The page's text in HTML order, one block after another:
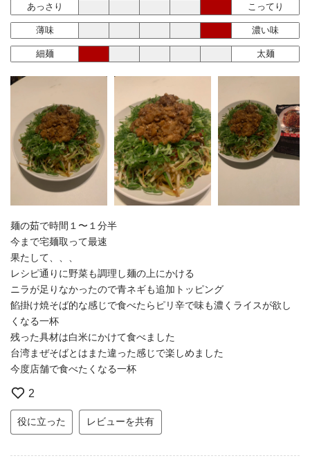
あっさり こってり
薄味 濃い味
細麺 太麺
麺の茹で時間１〜１分半
今まで宅麺取って最速
果たして、、、
レシピ通りに野菜も調理し麺の上にかける
ニラが足りなかったので青ネギも追加トッピング
餡掛け焼そば的な感じで食べたらピリ辛で味も濃くライスが欲し
くなる一杯
残った具材は白米にかけて食べました
台湾まぜそばとはまた違った感じで楽しめました
今度店舗で食べたくなる一杯
2
役に立った レビューを共有